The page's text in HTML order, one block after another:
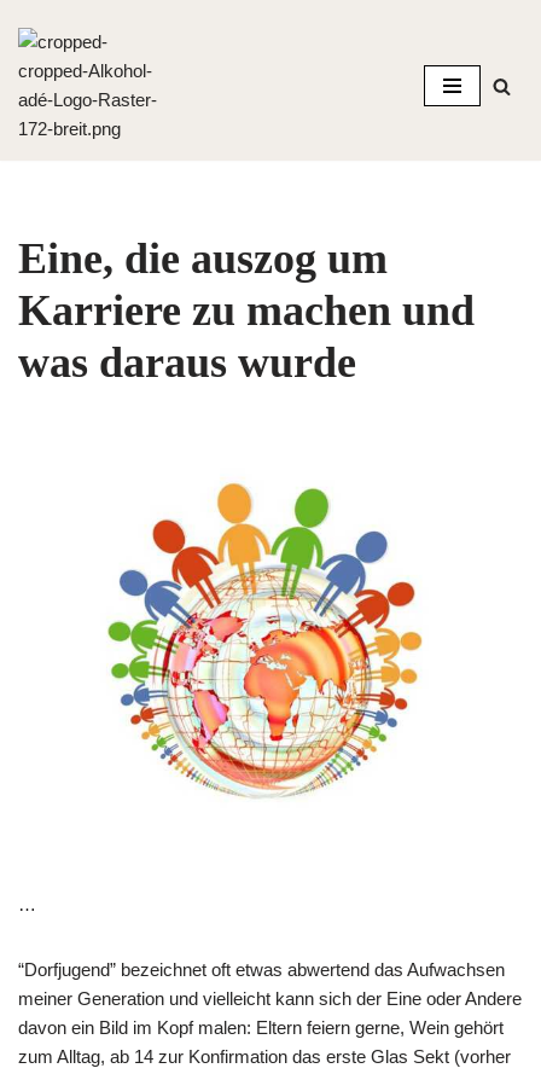
Zum
Inhalt
springen
Eine, die auszog um
Karriere zu machen und
was daraus wurde
…
“Dorfjugend” bezeichnet oft etwas abwertend das Aufwachsen
meiner Generation und vielleicht kann sich der Eine oder Andere
davon ein Bild im Kopf malen: Eltern feiern gerne, Wein gehört
zum Alltag, ab 14 zur Konfirmation das erste Glas Sekt (vorher